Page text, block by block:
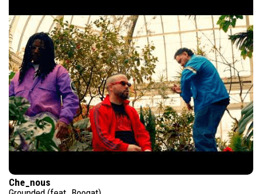
Che_nous